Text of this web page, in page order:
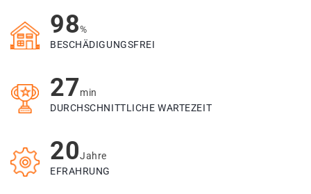
98%
BESCHÄDIGUNGSFREI
27min
DURCHSCHNITTLICHE WARTEZEIT
20Jahre
EFRAHRUNG